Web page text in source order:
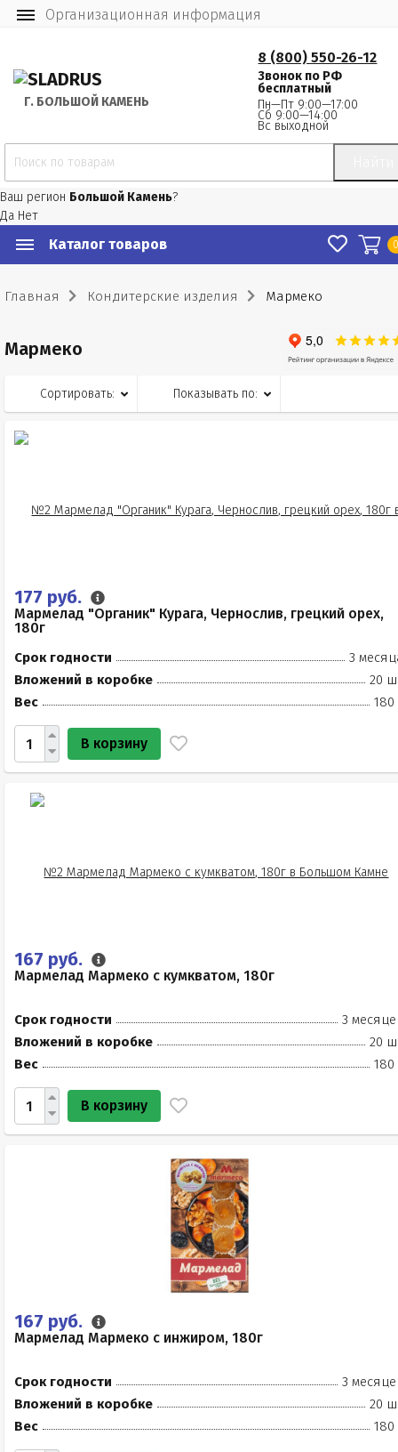
Организационная информация
Г. БОЛЬШОЙ КАМЕНЬ
8 (800) 550-26-12
Звонок по РФ
бесплатный
Пн—Пт 9:00—17:00
Сб 9:00—14:00
Вс выходной
Ваш регион Большой Камень?
Да Нет
Каталог товаров
Главная Кондитерские изделия Мармеко
Мармеко
Сортировать: Показывать по:
177 руб.
Мармелад "Органик" Курага, Чернослив, грецкий орех,
180г
Срок годности
3
Вложений в коробке
20
Вес
180
В корзину
167 руб.
Мармелад Мармеко с кумкватом, 180г
Срок годности
3
Вложений в коробке
20
Вес
180
В корзину
167 руб.
Мармелад Мармеко с инжиром, 180г
Срок годности
3
Вложений в коробке
20
Вес
180